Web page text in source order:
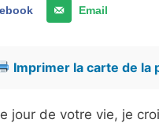
Email
Imprimer la carte de la
jour de votre vie, je